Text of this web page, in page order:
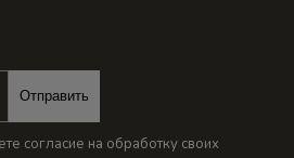
Отправить
согласие на обработку своих